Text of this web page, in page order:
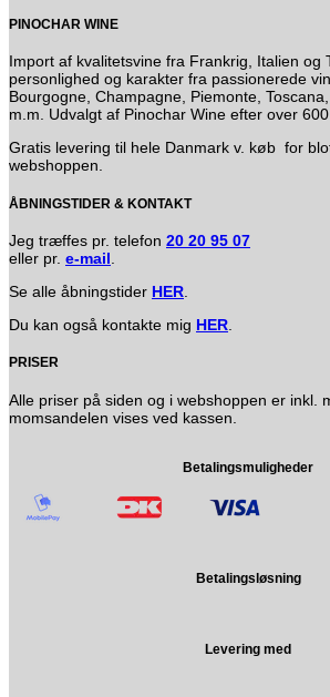
PINOCHAR WINE
Import af kvalitetsvine fra Frankrig, Italien og
personlighed og karakter fra passionerede
Bourgogne, Champagne, Piemonte,
m.m. Udvalgt af Pinochar Wine efter over
Gratis levering til hele Danmark v. køb for
webshoppen.
ÅBNINGSTIDER & KONTAKT
Jeg træffes pr. telefon 20 20 95 07
eller pr. e-mail
Se alle åbningstider HER
Du kan også kontakte mig HER
PRISER
Alle priser på siden og i webshoppen er inkl.
momsandelen vises ved kassen.
Betalingsmuligheder
Betalingsløsning
Levering med